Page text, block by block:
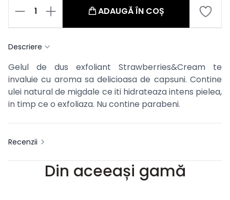
1 ADAUGĂ ÎN COȘ
Descriere
Gelul de dus exfoliant Strawberries&Cream te
invaluie cu aroma sa delicioasa de capsuni. Contine
ulei natural de migdale ce iti hidrateaza intens pielea,
in timp ce o exfoliaza. Nu contine parabeni.
Recenzii
Din aceeași gamă